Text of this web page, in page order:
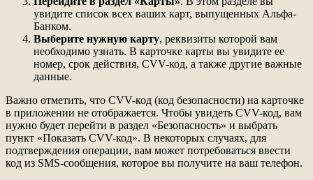
увидите список всех ваших карт, выпущенных Альфа-
Банком.
Выберите нужную карту, реквизиты которой вам
необходимо узнать. В карточке карты вы увидите ее
номер, срок действия, CVV-код, а также другие важные
данные.
Важно отметить, что CVV-код (код безопасности) на карточке
в приложении не отображается. Чтобы увидеть CVV-код, вам
нужно будет перейти в раздел «Безопасность» и выбрать
пункт «Показать CVV-код». В некоторых случаях, для
подтверждения операции, вам может потребоваться ввести
код из SMS-сообщения, которое вы получите на ваш телефон.